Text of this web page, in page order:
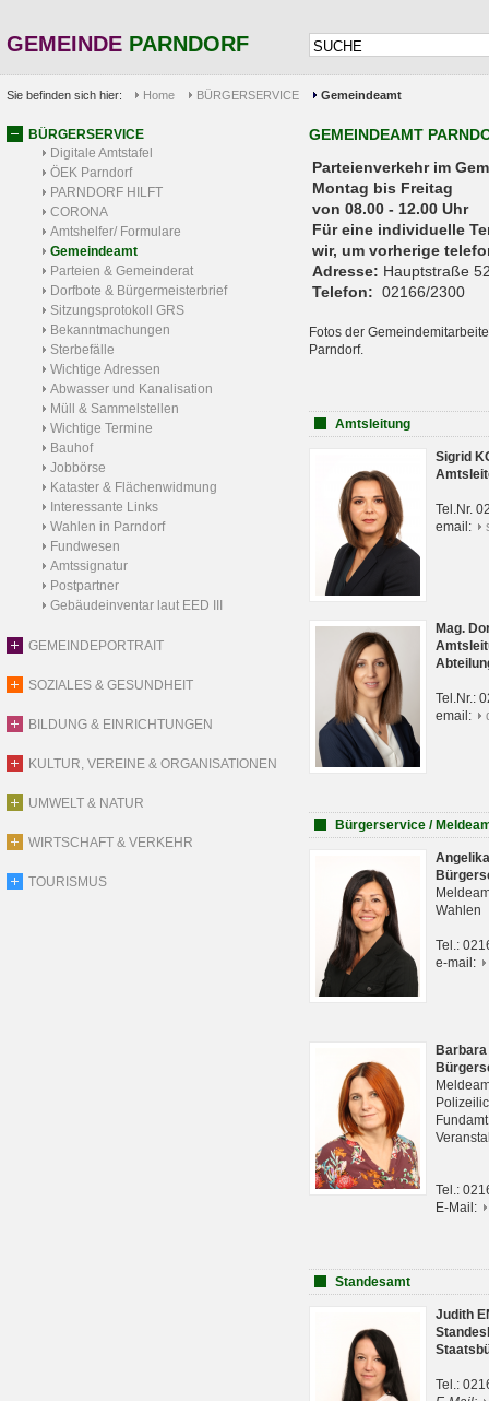
GEMEINDE PARNDORF
Sie befinden sich hier: Home BÜRGERSERVICE Gemeindeamt
BÜRGERSERVICE
Digitale Amtstafel
ÖEK Parndorf
PARNDORF HILFT
CORONA
Amtshelfer/ Formulare
Gemeindeamt
Parteien & Gemeinderat
Dorfbote & Bürgermeisterbrief
Sitzungsprotokoll GRS
Bekanntmachungen
Sterbefälle
Wichtige Adressen
Abwasser und Kanalisation
Müll & Sammelstellen
Wichtige Termine
Bauhof
Jobbörse
Kataster & Flächenwidmung
Interessante Links
Wahlen in Parndorf
Fundwesen
Amtssignatur
Postpartner
Gebäudeinventar laut EED III
GEMEINDEPORTRAIT
SOZIALES & GESUNDHEIT
BILDUNG & EINRICHTUNGEN
KULTUR, VEREINE & ORGANISATIONEN
UMWELT & NATUR
WIRTSCHAFT & VERKEHR
TOURISMUS
GEMEINDEAMT
Parteienverkehr
Montag bis Freitag
von 08.00 - 12.00 Uhr
Für eine individuelle
wir, um vorherige
Adresse: Hauptstraße
Telefon: 02166/2300
Fotos der
Parndorf.
Amtsleitung
Sigrid
Tel.Nr.
email:
Mag.
Tel.Nr.:
email:
Bürgerservice /
Wahlen
Tel.:
e-mail:
Tel.:
E-Mail:
Standesamt
Judith
Tel.: